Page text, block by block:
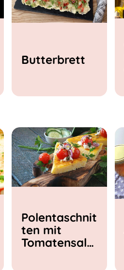
Butterbrett
Polentaschnit
ten mit
Tomatensala